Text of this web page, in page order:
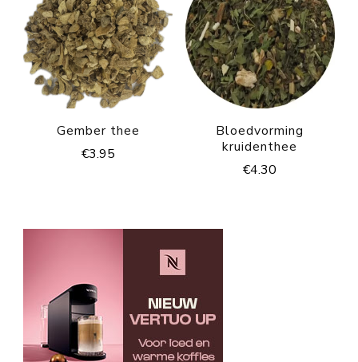
Gember thee
€3.95
Bloedvorming
kruidenthee
€4.30